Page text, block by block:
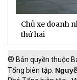
Chủ xe doanh
thứ hai
® Bản quyền thuộc
Tổng biên tập: